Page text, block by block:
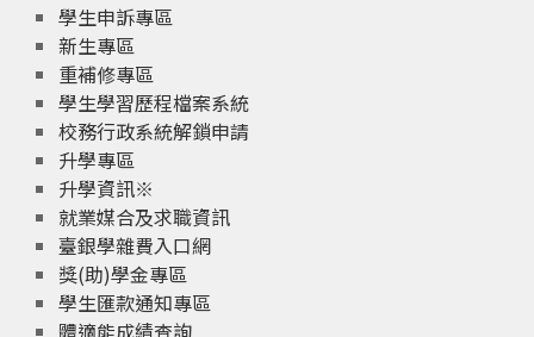
學生申訴專區
新生專區
重補修專區
學生學習歷程檔案系統
校務行政系統解鎖申請
升學專區
升學資訊※
就業媒合及求職資訊
臺銀學雜費入口網
獎(助)學金專區
學生匯款通知專區
體適能成績查詢